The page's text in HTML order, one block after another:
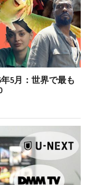
5月：世界で最も